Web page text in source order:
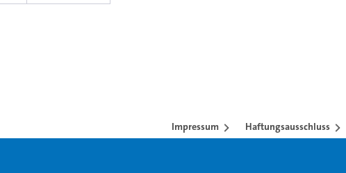
Impressum Haftungsausschluss